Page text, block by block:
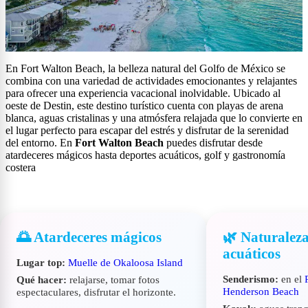
En Fort Walton Beach, la belleza natural del Golfo de México se
combina con una variedad de actividades emocionantes y relajantes
para ofrecer una experiencia vacacional inolvidable. Ubicado al
oeste de Destin, este destino turístico cuenta con playas de arena
blanca, aguas cristalinas y una atmósfera relajada que lo convierte en
el lugar perfecto para escapar del estrés y disfrutar de la serenidad
del entorno. En Fort Walton Beach puedes disfrutar desde
atardeceres mágicos hasta deportes acuáticos, golf y gastronomía
costera
🌅 Atardeceres mágicos
Lugar top: Muelle de Okaloosa Island
Qué hacer: relajarse, tomar fotos
espectaculares, disfrutar el horizonte.
🌿
acuáticos
Senderismo: en el
Henderson Beach